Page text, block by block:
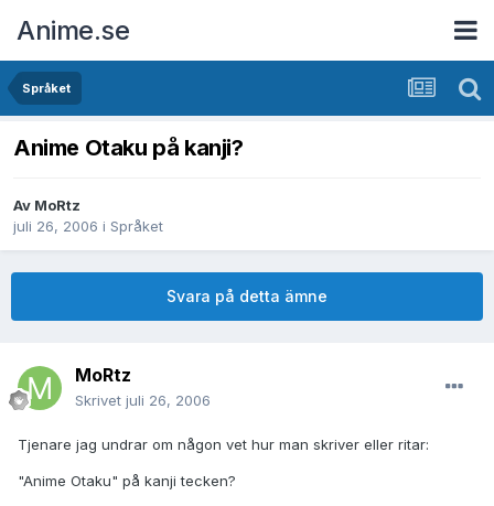
Anime.se
Språket
Anime Otaku på kanji?
Av MoRtz
juli 26, 2006 i Språket
Svara på detta ämne
MoRtz
Skrivet juli 26, 2006
Tjenare jag undrar om någon vet hur man skriver eller ritar:
"Anime Otaku" på kanji tecken?